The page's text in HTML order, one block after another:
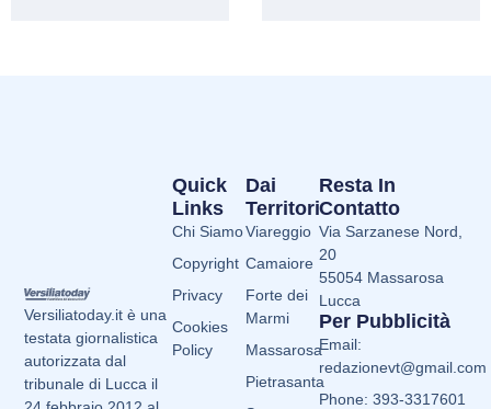
Versiliatoday.it è una
testata giornalistica
autorizzata dal
tribunale di Lucca il
Dai
Territori
Viareggio
Camaiore
Forte dei
Marmi
Massarosa
Pietrasanta
Quick
Links
Chi Siamo
Copyright
Privacy
Cookies
Policy
Resta In
Contatto
Via Sarzanese Nord,
20
55054 Massarosa
Lucca
Per Pubblicità
Email:
redazionevt@gmail.com
Phone: 393-3317601